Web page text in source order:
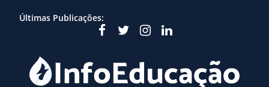
Últimas Publicações: